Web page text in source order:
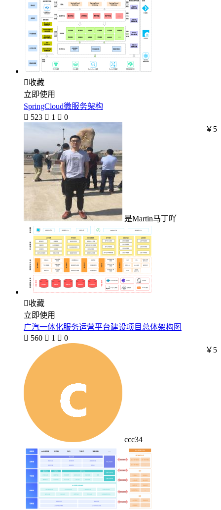
收藏
立即使用
SpringCloud微服务架构
 523  1  0
是Martin马丁吖
￥5
收藏
立即使用
广汽一体化服务运营平台建设项目总体架构图
 560  1  0
ccc34
￥5